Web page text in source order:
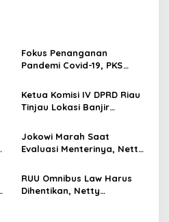
Fokus Penanganan
Pandemi Covid-19, PKS
Bagi Kadernya
Ketua Komisi IV DPRD Riau
Tinjau Lokasi Banjir
Jokowi Marah Saat
Evaluasi Menterinya, Netty
Sekarang?
RUU Omnibus Law Harus
Dihentikan, Netty